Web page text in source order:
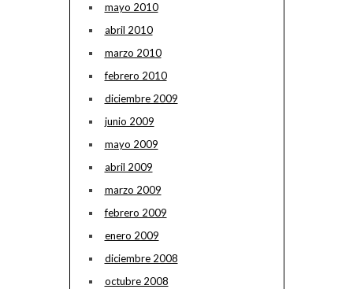
mayo 2010
abril 2010
marzo 2010
febrero 2010
diciembre 2009
junio 2009
mayo 2009
abril 2009
marzo 2009
febrero 2009
enero 2009
diciembre 2008
octubre 2008